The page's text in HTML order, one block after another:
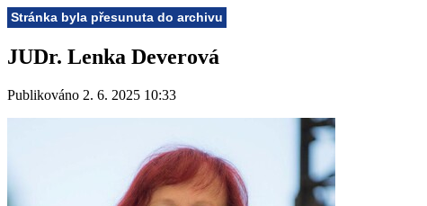
Stránka byla přesunuta do archivu
JUDr. Lenka Deverová
Publikováno 2. 6. 2025 10:33